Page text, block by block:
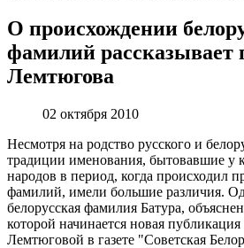
О происхождении
фамилий рассказывает
Лемтюгова
02 октября 2010
Несмотря на родство русского и
традиции именования, бытовавшие у
народов в период, когда происходил
фамилий, имели большие различия.
белорусская фамилия Батура,
которой начинается новая
Лемтюговой в газете "Советская